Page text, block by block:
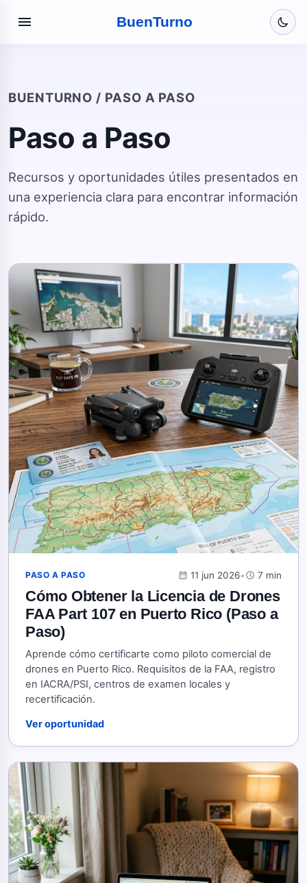
menu BuenTurno
BUENTURNO / PASO A PASO
Paso a Paso
Recursos y oportunidades útiles presentados en
una experiencia clara para encontrar información
rápido.
PASO A PASO calendar_month 11 jun 2026•schedule 7 min
Cómo Obtener la Licencia de Drones
FAA Part 107 en Puerto Rico (Paso a
Paso)
Aprende cómo certificarte como piloto comercial de
drones en Puerto Rico. Requisitos de la FAA, registro
en IACRA/PSI, centros de examen locales y
recertificación.
Ver oportunidad